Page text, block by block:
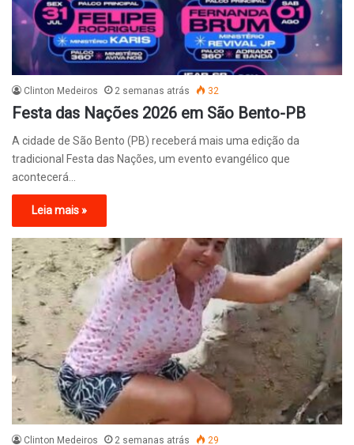
Clinton Medeiros 2 semanas atrás 32
Festa das Nações 2026 em São Bento-PB
A cidade de São Bento (PB) receberá mais uma edição da
tradicional Festa das Nações, um evento evangélico que
acontecerá…
Leia mais »
Clinton Medeiros 2 semanas atrás 29